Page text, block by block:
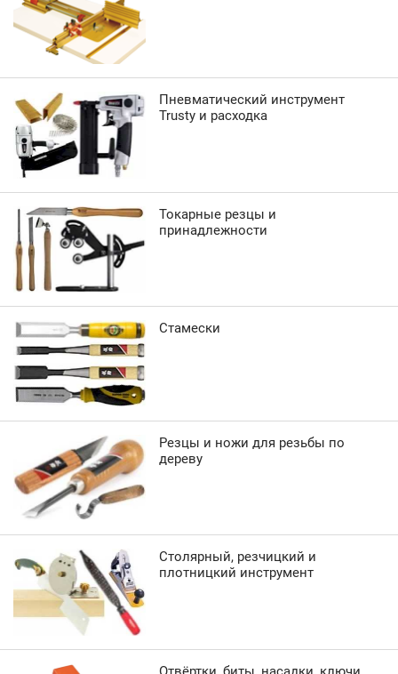
Пневматический инструмент
Trusty и расходка
Токарные резцы и
принадлежности
Стамески
Резцы и ножи для резьбы по
дереву
Столярный, резчицкий и
плотницкий инструмент